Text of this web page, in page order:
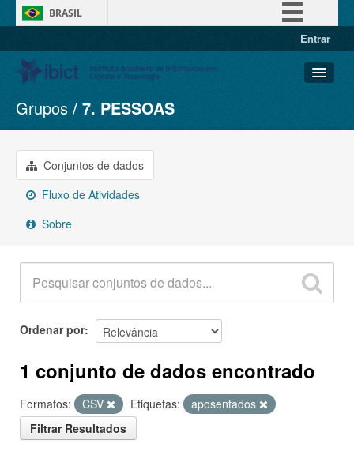
BRASIL
Entrar
Conjuntos de dados
Organizações
Grupos
Sobre
Grupos 7. PESSOAS
Conjuntos de dados
Fluxo de Atividades
Sobre
Ordenar por
1 conjunto de dados encontrado
Formatos: CSV Etiquetas:
aposentados
Filtrar Resultados